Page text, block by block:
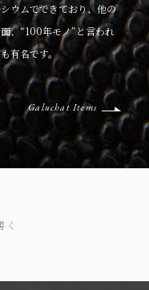
ウムでできており、他の
、“100年モノ”と言われ
有名です。
Galuchat Items
く